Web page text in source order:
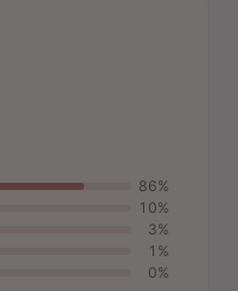
86%
10%
3%
1%
0%